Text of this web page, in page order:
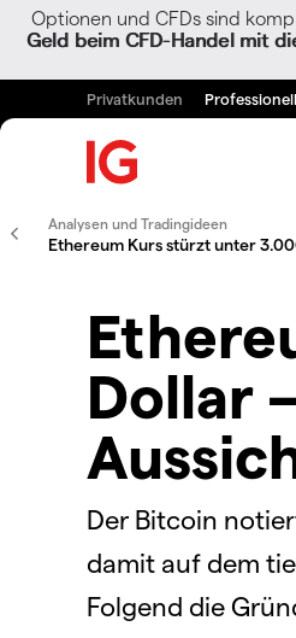
Optionen und CFDs sind
Geld beim CFD-Handel mit
Privatkunden
Analysen und Tradingideen
Ethereum Kurs stürzt unter
Dollar
Der Bitcoin
damit auf dem
Folgend die